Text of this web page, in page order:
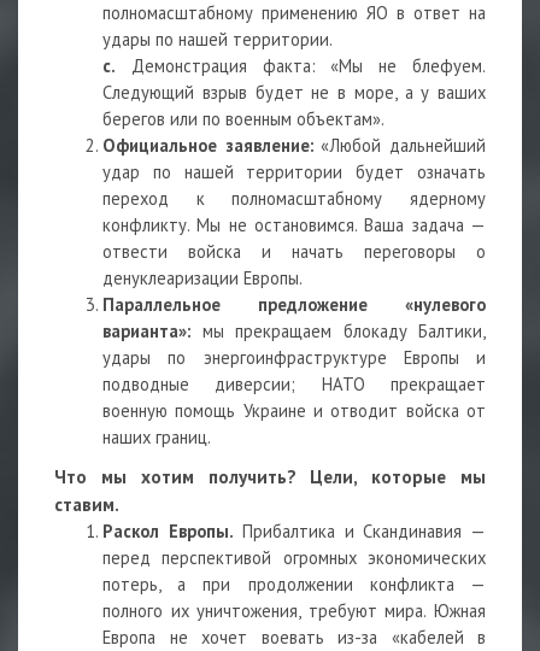
полномасштабному применению ЯО в ответ на
удары по нашей территории.
c.
Демонстрация факта: «Мы не блефуем.
Следующий взрыв будет не в море, а у ваших
берегов или по военным объектам».
Официальное заявление: «Любой дальнейший
удар по нашей территории будет означать
переход к полномасштабному ядерному
конфликту. Мы не остановимся. Ваша задача —
отвести войска и начать переговоры о
денуклеаризации Европы.
Параллельное предложение «нулевого
варианта»: мы прекращаем блокаду Балтики,
удары по энергоинфраструктуре Европы и
подводные диверсии; НАТО прекращает
военную помощь Украине и отводит войска от
наших границ.
Что мы хотим получить? Цели, которые мы
ставим.
Раскол Европы. Прибалтика и Скандинавия —
перед перспективой огромных экономических
потерь, а при продолжении конфликта —
полного их уничтожения, требуют мира. Южная
Европа не хочет воевать из-за «кабелей в